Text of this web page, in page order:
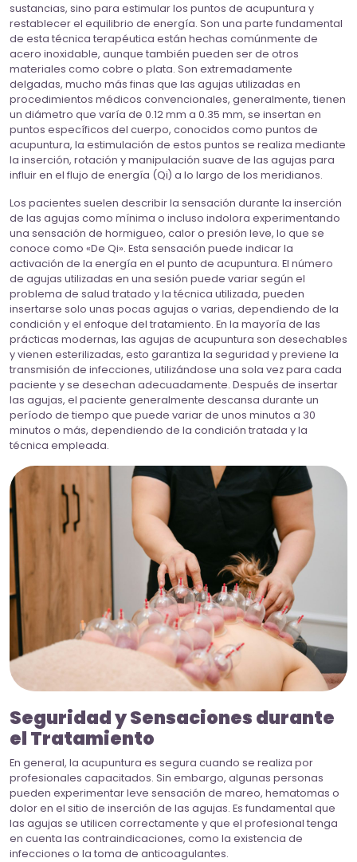
sustancias, sino para estimular los puntos de acupuntura y
restablecer el equilibrio de energía. Son una parte fundamental
de esta técnica terapéutica están hechas comúnmente de
acero inoxidable, aunque también pueden ser de otros
materiales como cobre o plata. Son extremadamente
delgadas, mucho más finas que las agujas utilizadas en
procedimientos médicos convencionales, generalmente, tienen
un diámetro que varía de 0.12 mm a 0.35 mm, se insertan en
puntos específicos del cuerpo, conocidos como puntos de
acupuntura, la estimulación de estos puntos se realiza mediante
la inserción, rotación y manipulación suave de las agujas para
influir en el flujo de energía (Qi) a lo largo de los meridianos.
Los pacientes suelen describir la sensación durante la inserción
de las agujas como mínima o incluso indolora experimentando
una sensación de hormigueo, calor o presión leve, lo que se
conoce como «De Qi». Esta sensación puede indicar la
activación de la energía en el punto de acupuntura. El número
de agujas utilizadas en una sesión puede variar según el
problema de salud tratado y la técnica utilizada, pueden
insertarse solo unas pocas agujas o varias, dependiendo de la
condición y el enfoque del tratamiento. En la mayoría de las
prácticas modernas, las agujas de acupuntura son desechables
y vienen esterilizadas, esto garantiza la seguridad y previene la
transmisión de infecciones, utilizándose una sola vez para cada
paciente y se desechan adecuadamente. Después de insertar
las agujas, el paciente generalmente descansa durante un
período de tiempo que puede variar de unos minutos a 30
minutos o más, dependiendo de la condición tratada y la
técnica empleada.
Seguridad y Sensaciones durante
el Tratamiento
En general, la acupuntura es segura cuando se realiza por
profesionales capacitados. Sin embargo, algunas personas
pueden experimentar leve sensación de mareo, hematomas o
dolor en el sitio de inserción de las agujas. Es fundamental que
las agujas se utilicen correctamente y que el profesional tenga
en cuenta las contraindicaciones, como la existencia de
infecciones o la toma de anticoagulantes.